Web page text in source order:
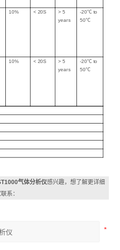
10% < 20S > 5
years
-20℃to
50℃
10% < 20S > 5
years
-20℃to
50℃
气体分析仪感兴趣，想了解更详细
系：